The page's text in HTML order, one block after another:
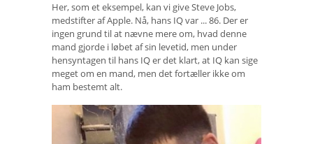
Her, som et eksempel, kan vi give Steve Jobs,
medstifter af Apple. Nå, hans IQ var ... 86. Der er
ingen grund til at nævne mere om, hvad denne
mand gjorde i løbet af sin levetid, men under
hensyntagen til hans IQ er det klart, at IQ kan sige
meget om en mand, men det fortæller ikke om
ham bestemt alt.